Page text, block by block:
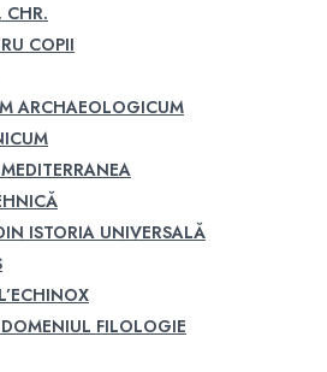
CHR.
COPII
ARCHAEOLOGICUM
ISTORIA UNIVERSALĂ
FILOLOGIE